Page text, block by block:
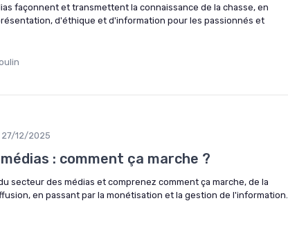
façonnent et transmettent la connaissance de la chasse, en
d'éthique et d'information pour les passionnés et
27/12/2025
: comment ça marche ?
secteur des médias et comprenez comment ça marche, de la
en passant par la monétisation et la gestion de l'information.